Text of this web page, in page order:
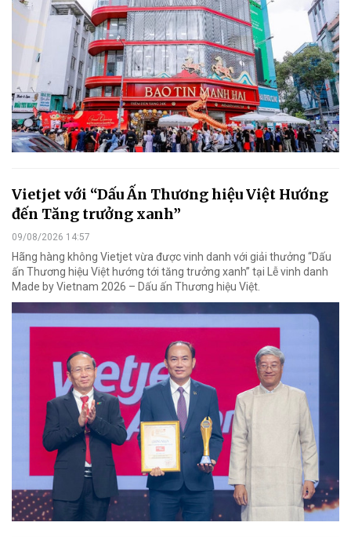
Vietjet với “Dấu Ấn Thương hiệu Việt Hướng
đến Tăng trưởng xanh”
09/08/2026 14:57
Hãng hàng không Vietjet vừa được vinh danh với giải thưởng “Dấu
ấn Thương hiệu Việt hướng tới tăng trưởng xanh” tại Lễ vinh danh
Made by Vietnam 2026 – Dấu ấn Thương hiệu Việt.